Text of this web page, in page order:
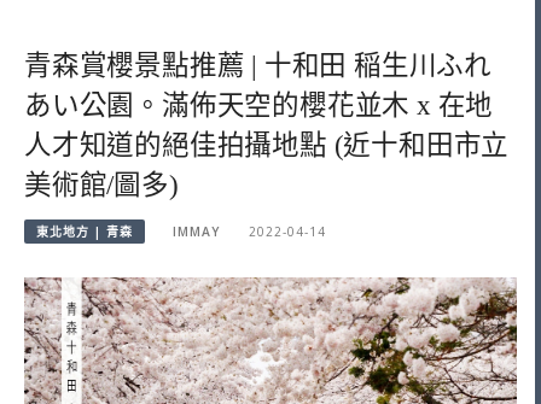
青森賞櫻景點推薦 | 十和田 稲生川ふれ
あい公園。滿佈天空的櫻花並木 x 在地
人才知道的絕佳拍攝地點 (近十和田市立
美術館/圖多)
東北地方 | 青森 IMMAY 2022-04-14